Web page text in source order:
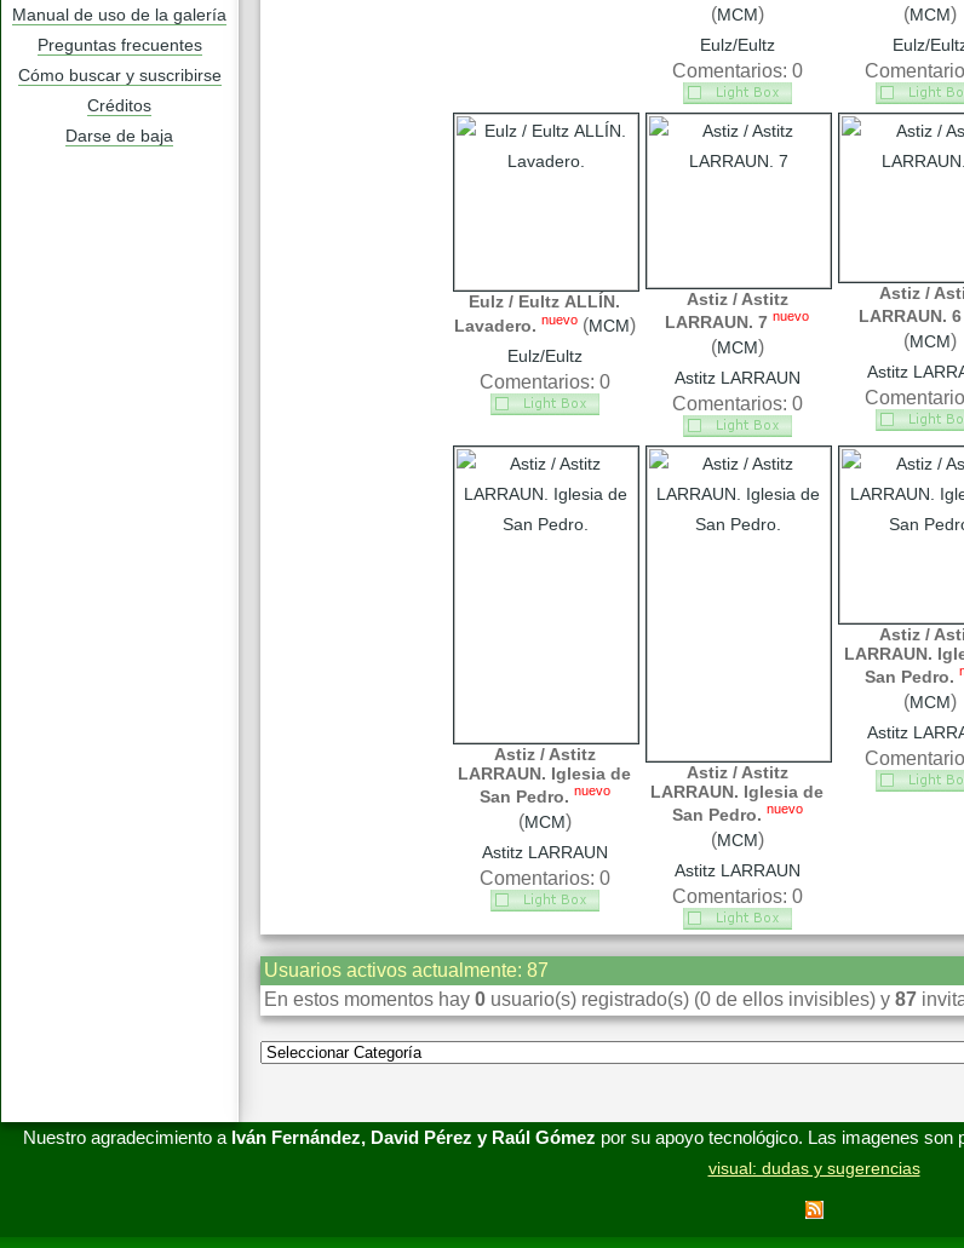
Manual de uso de la galería
Preguntas frecuentes
Cómo buscar y suscribirse
Créditos
Darse de baja
(MCM)
Eulz/Eultz
Comentarios: 0
(MCM)
Eulz/
Eulz / Eultz ALLÍN.
Lavadero. nuevo(MCM)
Eulz/Eultz
Comentarios: 0
Astiz / Astitz
LARRAUN. 7 nuevo
(MCM)
Astitz LARRAUN
Comentarios: 0
Astiz /
LARRAUN. 6
(MCM)
Astitz
Astiz / Astitz
LARRAUN. Iglesia de
San Pedro. nuevo
(MCM)
Astitz LARRAUN
Comentarios: 0
Astiz / Astitz
LARRAUN. Iglesia de
San Pedro. nuevo
(MCM)
Astitz LARRAUN
Comentarios: 0
Astiz /
LARRAUN.
San Pedro.
(MCM)
Astitz
Usuarios activos actualmente: 87
En estos momentos hay 0 usuario(s) registrado(s) (0 de ellos invisibles) y 87
Nuestro agradecimiento a Iván Fernández, David Pérez y Raúl Gómez por su apoyo tecnológico. Las imagenes
visual: dudas y sugerencias